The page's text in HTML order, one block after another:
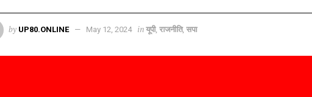
by UP80.ONLINE May 12, 2024 in यूपी, राजनीति, सपा